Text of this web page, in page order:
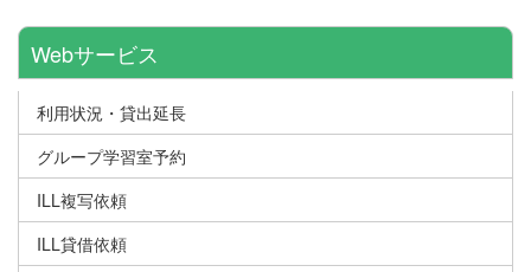
Webサービス
利用状況・貸出延長
グループ学習室予約
ILL複写依頼
ILL貸借依頼